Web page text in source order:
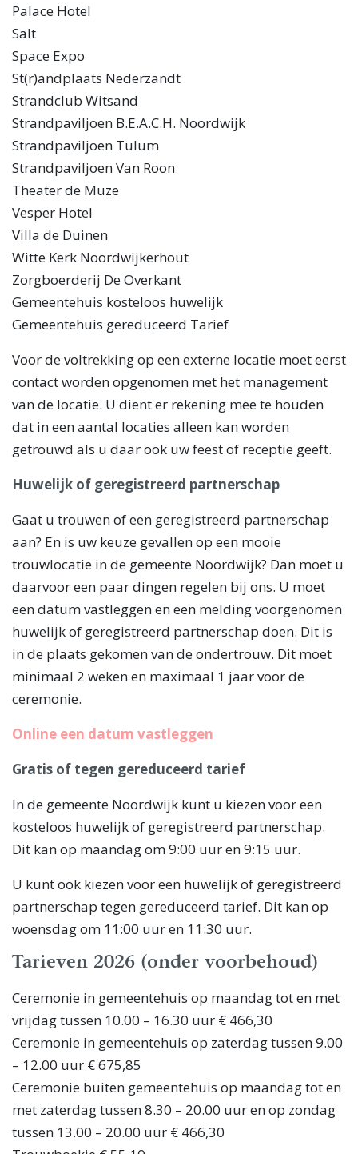
Palace Hotel
Salt
Space Expo
St(r)andplaats Nederzandt
Strandclub Witsand
Strandpaviljoen B.E.A.C.H. Noordwijk
Strandpaviljoen Tulum
Strandpaviljoen Van Roon
Theater de Muze
Vesper Hotel
Villa de Duinen
Witte Kerk Noordwijkerhout
Zorgboerderij De Overkant
Gemeentehuis kosteloos huwelijk
Gemeentehuis gereduceerd Tarief
Voor de voltrekking op een externe locatie moet eerst
contact worden opgenomen met het management
van de locatie. U dient er rekening mee te houden
dat in een aantal locaties alleen kan worden
getrouwd als u daar ook uw feest of receptie geeft.
Huwelijk of geregistreerd partnerschap
Gaat u trouwen of een geregistreerd partnerschap
aan? En is uw keuze gevallen op een mooie
trouwlocatie in de gemeente Noordwijk? Dan moet u
daarvoor een paar dingen regelen bij ons. U moet
een datum vastleggen en een melding voorgenomen
huwelijk of geregistreerd partnerschap doen. Dit is
in de plaats gekomen van de ondertrouw. Dit moet
minimaal 2 weken en maximaal 1 jaar voor de
ceremonie.
Online een datum vastleggen
Gratis of tegen gereduceerd tarief
In de gemeente Noordwijk kunt u kiezen voor een
kosteloos huwelijk of geregistreerd partnerschap.
Dit kan op maandag om 9:00 uur en 9:15 uur.
U kunt ook kiezen voor een huwelijk of geregistreerd
partnerschap tegen gereduceerd tarief. Dit kan op
woensdag om 11:00 uur en 11:30 uur.
Tarieven 2026 (onder voorbehoud)
Ceremonie in gemeentehuis op maandag tot en met
vrijdag tussen 10.00 – 16.30 uur € 466,30
Ceremonie in gemeentehuis op zaterdag tussen 9.00
– 12.00 uur € 675,85
Ceremonie buiten gemeentehuis op maandag tot en
met zaterdag tussen 8.30 – 20.00 uur en op zondag
tussen 13.00 – 20.00 uur € 466,30